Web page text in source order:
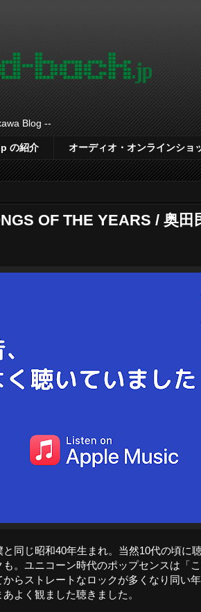
Blog --
の紹介 オーディオ・オンラインショ
OF THE YEARS / 奥田
と同じ昭和40年生まれ。当然10代の頃に
。ユニコーン時代のポップセンスは「
からストレートなロックが多くなり同い
よく観ました聴きました。